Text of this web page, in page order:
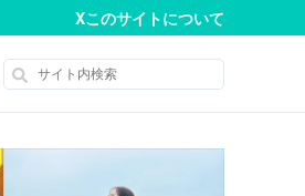
Xこのサイトについて